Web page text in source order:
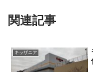
関連記事
キッザニア